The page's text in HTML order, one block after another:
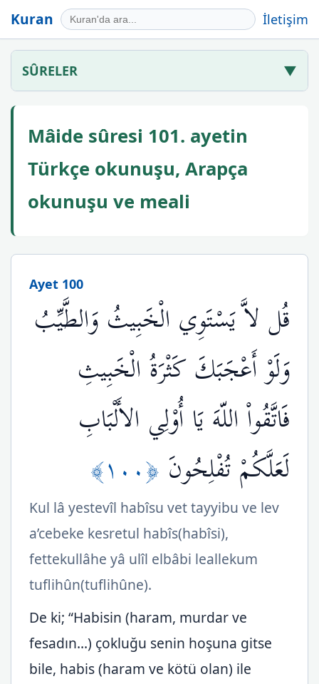
Kuran İletişim
SÛRELER ▼
Mâide sûresi 101. ayetin
Türkçe okunuşu, Arapça
okunuşu ve meali
Ayet 100
قُل لاَّ يَسْتَوِي الْخَبِيثُ وَالطَّيِّبُ
وَلَوْ أَعْجَبَكَ كَثْرَةُ الْخَبِيثِ
فَاتَّقُواْ اللّهَ يَا أُوْلِي الأَلْبَابِ
لَعَلَّكُمْ تُفْلِحُونَ ﴿١٠٠﴾
Kul lâ yestevîl habîsu vet tayyibu ve lev
a’cebeke kesretul habîs(habîsi),
fettekullâhe yâ ulîl elbâbi leallekum
tuflihûn(tuflihûne).
De ki; “Habisin (haram, murdar ve
fesadın...) çokluğu senin hoşuna gitse
bile, habis (haram ve kötü olan) ile